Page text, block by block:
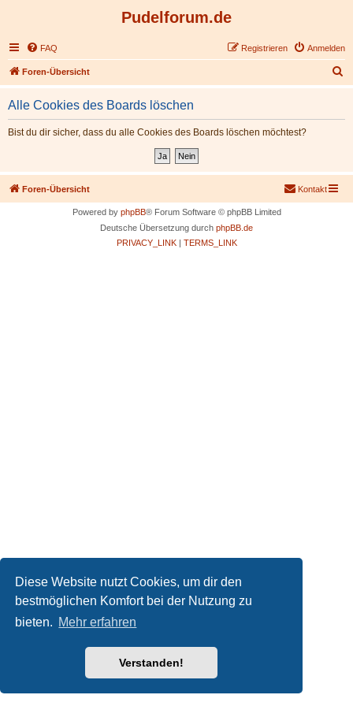
Diese Website nutzt Cookies, um dir den
bestmöglichen Komfort bei der Nutzung zu
bieten. Mehr erfahren
Verstanden!
Pudelforum.de
FAQ Anmelden
Registrieren
Foren-Übersicht
u
Alle Cookies des Boards löschen
Bist du dir sicher, dass du alle Cookies des Boards löschen möchtest?
Foren-Übersicht Kontakt
Powered by phpBB® Forum Software © phpBB Limited
Deutsche Übersetzung durch phpBB.de
PRIVACY_LINK| TERMS_LINK